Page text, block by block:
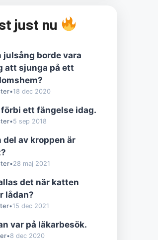
just nu
julsång borde vara
att sjunga på ett
•18 dec 2020
förbi ett fängelse idag.
•5 sep 2018
del av kroppen är
•28 maj 2021
det när katten
lådan?
•15 dec 2021
var på läkarbesök.
•8 dec 2020